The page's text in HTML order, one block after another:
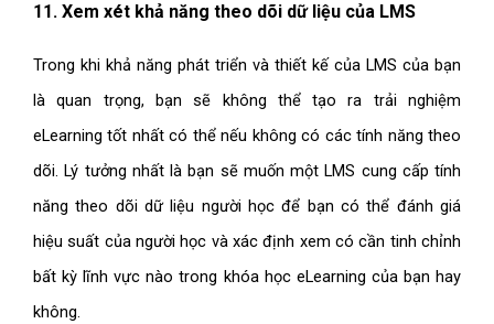
11. Xem xét khả năng theo dõi dữ liệu của LMS
Trong khi khả năng phát triển và thiết kế của LMS của bạn
là quan trọng, bạn sẽ không thể tạo ra trải nghiệm
eLearning tốt nhất có thể nếu không có các tính năng theo
dõi. Lý tưởng nhất là bạn sẽ muốn một LMS cung cấp tính
năng theo dõi dữ liệu người học để bạn có thể đánh giá
hiệu suất của người học và xác định xem có cần tinh chỉnh
bất kỳ lĩnh vực nào trong khóa học eLearning của bạn hay
không.